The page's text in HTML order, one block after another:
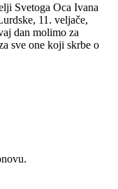
Svetoga Oca Ivana
11. veljače,
dan molimo za
sve one koji skrbe o